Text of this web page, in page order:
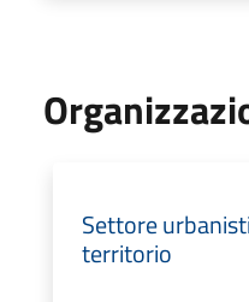
Settore
territorio